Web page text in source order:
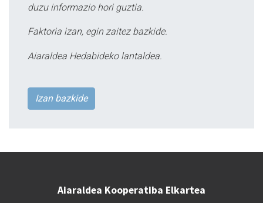
duzu informazio hori guztia.
Faktoria izan, egin zaitez bazkide.
Aiaraldea Hedabideko lantaldea.
Izan bazkide
Aiaraldea Kooperatiba Elkartea